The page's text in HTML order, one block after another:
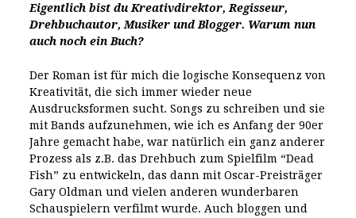
Eigentlich bist du Kreativdirektor, Regisseur,
Drehbuchautor, Musiker und Blogger. Warum nun
auch noch ein Buch?
Der Roman ist für mich die logische Konsequenz von
Kreativität, die sich immer wieder neue
Ausdrucksformen sucht. Songs zu schreiben und sie
mit Bands aufzunehmen, wie ich es Anfang der 90er
Jahre gemacht habe, war natürlich ein ganz anderer
Prozess als z.B. das Drehbuch zum Spielfilm “Dead
Fish” zu entwickeln, das dann mit Oscar-Preisträger
Gary Oldman und vielen anderen wunderbaren
Schauspielern verfilmt wurde. Auch bloggen und